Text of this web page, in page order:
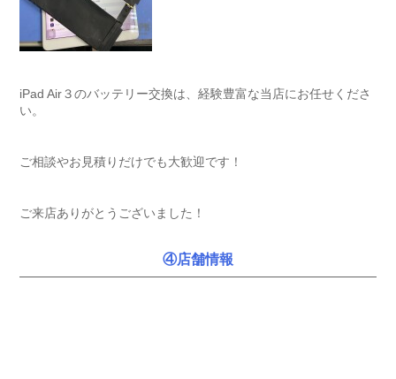
iPad Air３のバッテリー交換は、経験豊富な当店にお任せくださ
い。
ご相談やお見積りだけでも大歓迎です！
ご来店ありがとうございました！
④店舗情報